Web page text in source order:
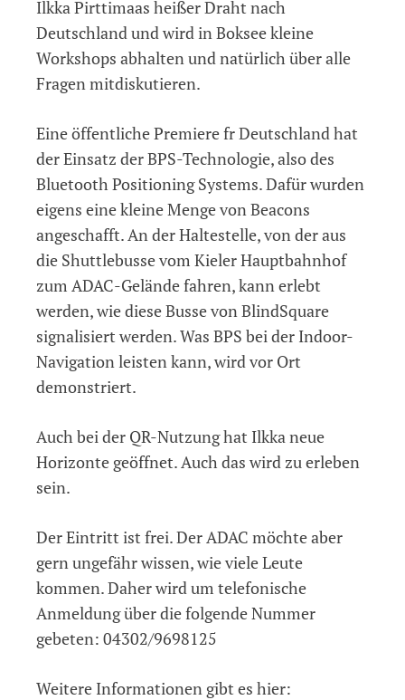
Ilkka Pirttimaas heißer Draht nach
Deutschland und wird in Boksee kleine
Workshops abhalten und natürlich über alle
Fragen mitdiskutieren.
Eine öffentliche Premiere fr Deutschland hat
der Einsatz der BPS-Technologie, also des
Bluetooth Positioning Systems. Dafür wurden
eigens eine kleine Menge von Beacons
angeschafft. An der Haltestelle, von der aus
die Shuttlebusse vom Kieler Hauptbahnhof
zum ADAC-Gelände fahren, kann erlebt
werden, wie diese Busse von BlindSquare
signalisiert werden. Was BPS bei der Indoor-
Navigation leisten kann, wird vor Ort
demonstriert.
Auch bei der QR-Nutzung hat Ilkka neue
Horizonte geöffnet. Auch das wird zu erleben
sein.
Der Eintritt ist frei. Der ADAC möchte aber
gern ungefähr wissen, wie viele Leute
kommen. Daher wird um telefonische
Anmeldung über die folgende Nummer
gebeten: 04302/9698125
Weitere Informationen gibt es hier: